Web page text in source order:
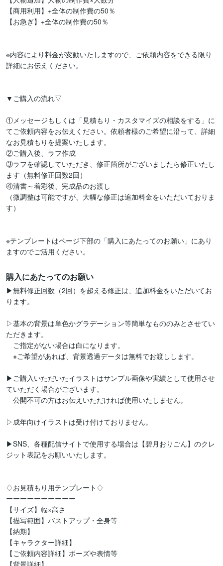
【商用利用】+全体の制作費の50％
【お急ぎ】+全体の制作費の50％
※内容により料金が変動いたしますので、ご依頼内容をできる限り
詳細にお伝えください。
▼ご購入の流れ▽
①メッセージもしくは「見積もり・カスタマイズの相談をする」に
てご依頼内容をお伝えください。依頼者様のご希望に沿って、詳細
なお見積もりを提案いたします。
②ご購入後、ラフ作成
③ラフを確認していただき、修正箇所がございましたら修正いたし
ます（無料修正回数2回）
④清書～着彩後、完成品のお渡し
（微調整は可能ですが、大幅な修正は追加料金をいただいておりま
す）
※テンプレートはページ下部の「購入にあたってのお願い」にあり
購入にあたってのお願い
▶無料修正回数（2回）を超える修正は、追加料金をいただいてお
ります。
▷基本の背景は単色かグラデーション等簡単なもののみとさせてい
ただきます。
ご指定がない場合は白になります。
※ご希望があれば、背景透過データは無料でお渡しします。
▶ご購入いただいたイラストはサンプル画像や実績として使用させ
ていただく場合がございます。
公開不可の方はお伝えいただければ使用いたしません。
▷成年向けイラストは受け付けておりません。
▶SNS、各種配信サイトで使用する場合は【碧月おりごん】のクレ
ジット表記をお願いいたします。
♢お見積もり用テンプレート♢
ーーーーーーーーーー
【サイズ】幅×高さ
【描写範囲】バストアップ・全身等
【納期】
【キャラクター詳細】
【ご依頼内容詳細】ポーズや表情等